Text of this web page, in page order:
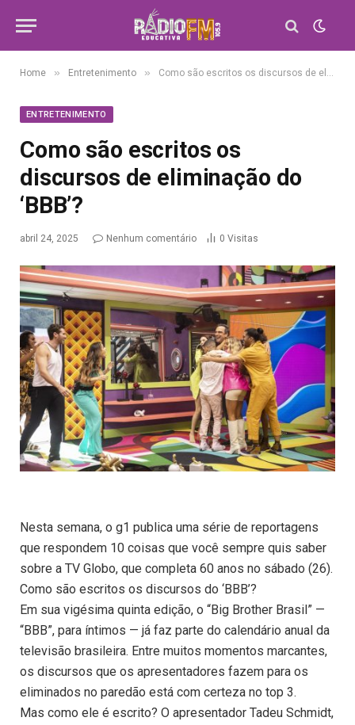
Home » Entretenimento » Como são escritos os discursos de eliminação do ‘BBB’?
ENTRETENIMENTO
Como são escritos os
discursos de eliminação do
‘BBB’?
abril 24, 2025 Nenhum comentário 0 Visitas
Nesta semana, o g1 publica uma série de reportagens
que respondem 10 coisas que você sempre quis saber
sobre a TV Globo, que completa 60 anos no sábado (26).
Como são escritos os discursos do ‘BBB’?
Em sua vigésima quinta edição, o “Big Brother Brasil” —
“BBB”, para íntimos — já faz parte do calendário anual da
televisão brasileira. Entre muitos momentos marcantes,
os discursos que os apresentadores fazem para os
eliminados no paredão está com certeza no top 3.
Mas como ele é escrito? O apresentador Tadeu Schmidt,